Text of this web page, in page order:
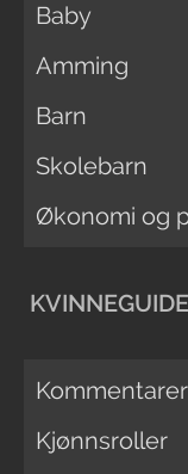
Baby
Amming
Barn
Skolebarn
Økonomi og
Kommentarer
Kjønnsroller